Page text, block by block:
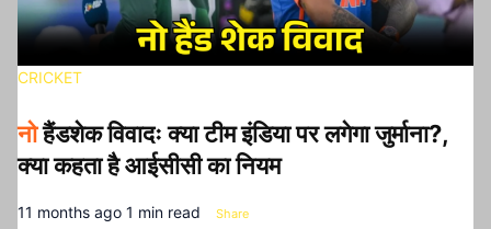
CRICKET
नोहैंडशेक विवादः क्या टीम इंडिया पर लगेगा जुर्माना?,
क्या कहता है आईसीसी का नियम
11 months ago 1 min read Share